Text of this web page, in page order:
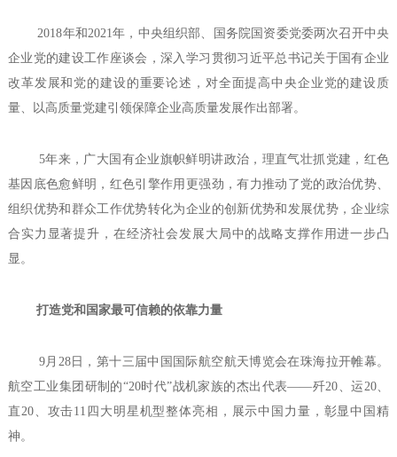
2018年和2021年，中央组织部、国务院国资委党委两次召开中央
企业党的建设工作座谈会，深入学习贯彻习近平总书记关于国有企业
改革发展和党的建设的重要论述，对全面提高中央企业党的建设质
量、以高质量党建引领保障企业高质量发展作出部署。
5年来，广大国有企业旗帜鲜明讲政治，理直气壮抓党建，红色
基因底色愈鲜明，红色引擎作用更强劲，有力推动了党的政治优势、
组织优势和群众工作优势转化为企业的创新优势和发展优势，企业综
合实力显著提升，在经济社会发展大局中的战略支撑作用进一步凸
显。
打造党和国家最可信赖的依靠力量
9月28日，第十三届中国国际航空航天博览会在珠海拉开帷幕。
航空工业集团研制的“20时代”战机家族的杰出代表——歼20、运20、
直20、攻击11四大明星机型整体亮相，展示中国力量，彰显中国精
神。